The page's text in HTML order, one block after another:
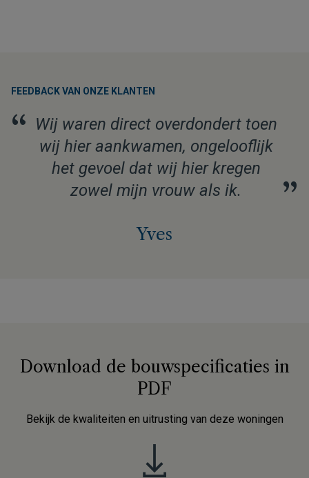
FEEDBACK VAN ONZE KLANTEN
“ Wij waren direct overdondert toen
wij hier aankwamen, ongelooflijk
het gevoel dat wij hier kregen
zowel mijn vrouw als ik.
”
Yves
Download de bouwspecificaties in
PDF
Bekijk de kwaliteiten en uitrusting van deze woningen